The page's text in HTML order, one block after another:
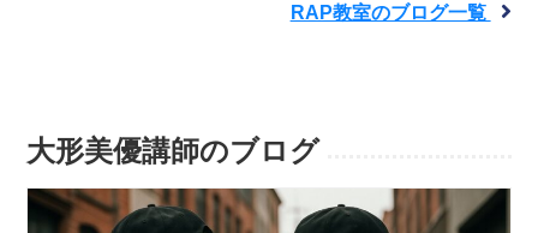
RAP教室のブログ一覧
大形美優講師のブログ